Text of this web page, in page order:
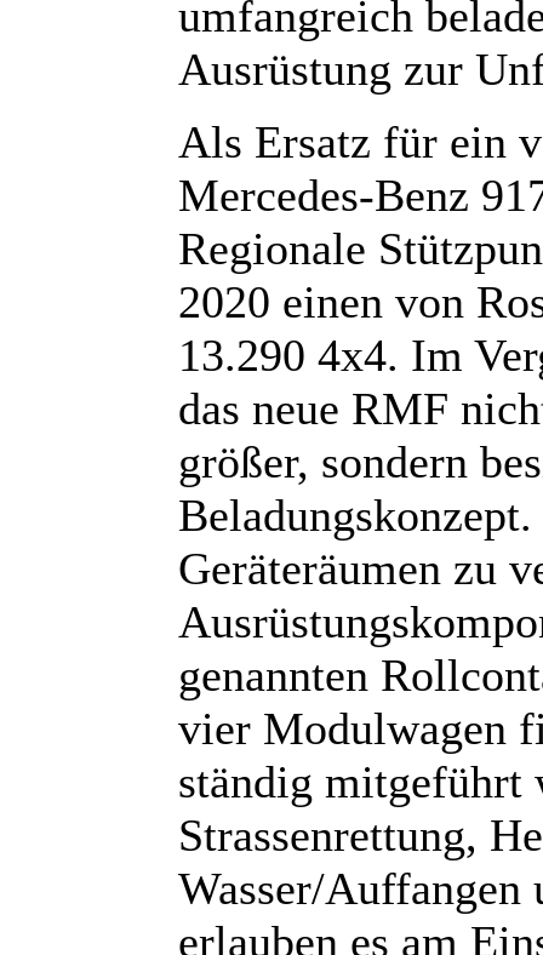
umfangreich
Ausrüstung zur
Als Ersatz für ein
Mercedes-Benz
Regionale
2020 einen von
13.290 4x4. Im
das neue RMF
größer, sondern
Geräteräumen zu
genannten
vier Modulwagen
ständig mitgeführt
Strassenrettung,
Wasser/
erlauben es am